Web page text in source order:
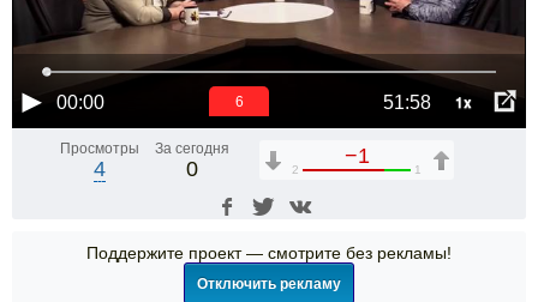
00:00 51:58 1x
6
Просмотры
4
За сегодня
0
−1
2 1
Поддержите проект — смотрите без рекламы!
Отключить рекламу